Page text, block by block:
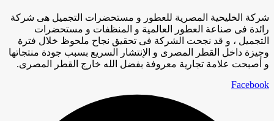
شركة الخليحية المصرية للعطور و مستحضرات التجميل هى شركة
رائدة فى صناعة العطور العالمية و المنظفات و مستحضرات
التجميل ، و قد نجحت الشركة فى تحقيق نجاح ملحوظ خلال فترة
وجيزة داخل القطر المصرى و الإنتشار السريع بسبب جودة منتجاتها
و أصبحت علامة تجارية معروفة بفضل الله خارج القطر المصرى.
Facebook